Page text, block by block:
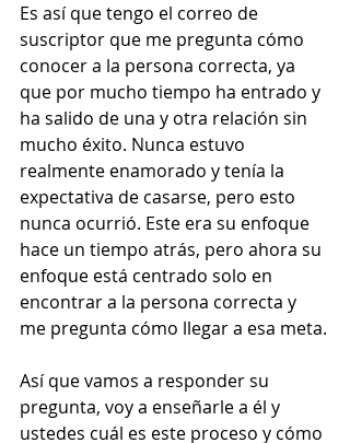
Es así que tengo el correo de
suscriptor que me pregunta cómo
conocer a la persona correcta, ya
que por mucho tiempo ha entrado y
ha salido de una y otra relación sin
mucho éxito. Nunca estuvo
realmente enamorado y tenía la
expectativa de casarse, pero esto
nunca ocurrió. Este era su enfoque
hace un tiempo atrás, pero ahora su
enfoque está centrado solo en
encontrar a la persona correcta y
me pregunta cómo llegar a esa meta.
Así que vamos a responder su
pregunta, voy a enseñarle a él y
ustedes cuál es este proceso y cómo